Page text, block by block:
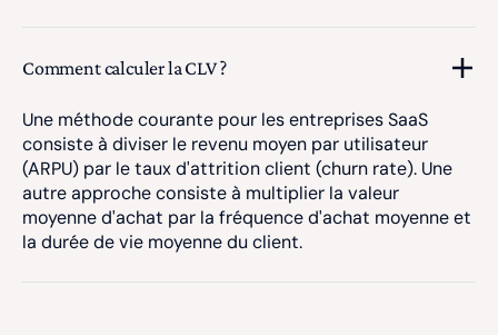
Comment calculer la CLV ?
Une méthode courante pour les entreprises SaaS
consiste à diviser le revenu moyen par utilisateur
(ARPU) par le taux d'attrition client (churn rate). Une
autre approche consiste à multiplier la valeur
moyenne d'achat par la fréquence d'achat moyenne et
la durée de vie moyenne du client.